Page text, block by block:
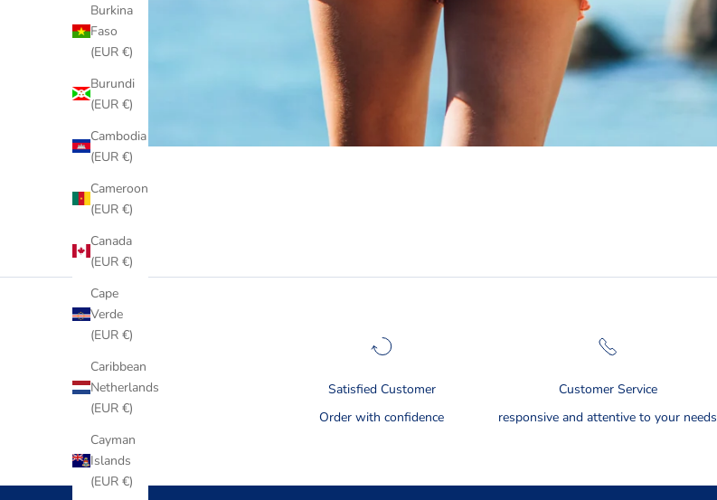
Burkina
Faso
(EUR €)
Burundi
(EUR €)
Cambodia
(EUR €)
Cameroon
(EUR €)
Canada
(EUR €)
Cape
Verde
(EUR €)
Caribbean
Netherlands
(EUR €)
Cayman
Islands
(EUR €)
Satisfied Customer
Order with confidence
Customer Service
responsive and attentive to your needs